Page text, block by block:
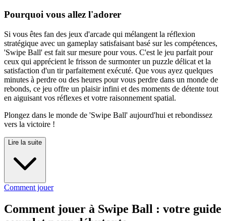
Pourquoi vous allez l'adorer
Si vous êtes fan des jeux d'arcade qui mélangent la réflexion
stratégique avec un gameplay satisfaisant basé sur les compétences,
'Swipe Ball' est fait sur mesure pour vous. C'est le jeu parfait pour
ceux qui apprécient le frisson de surmonter un puzzle délicat et la
satisfaction d'un tir parfaitement exécuté. Que vous ayez quelques
minutes à perdre ou des heures pour vous perdre dans un monde de
rebonds, ce jeu offre un plaisir infini et des moments de détente tout
en aiguisant vos réflexes et votre raisonnement spatial.
Plongez dans le monde de 'Swipe Ball' aujourd'hui et rebondissez
vers la victoire !
Lire la suite
Comment jouer
Comment jouer à Swipe Ball : votre guide